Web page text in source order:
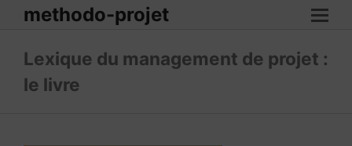
methodo-projet
Lexique du management de projet :
le livre